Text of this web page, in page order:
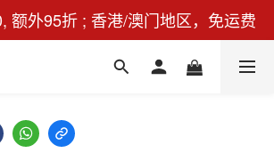
额外95折 ; 香港/澳门地区，免运费